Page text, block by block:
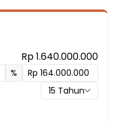
Rp 1.640.000.000
%
15 Tahun